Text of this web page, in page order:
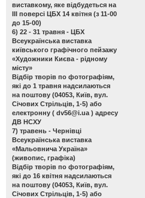
виставкому, яке відбудеться на
ІІІ поверсі ЦБХ 14 квітня (з 11-00
до 15-00)
6) 22 - 31 травня - ЦБХ
Всеукраїнська виставка
київського графічного пейзажу
«Художники Києва - рідному
місту»
Відбір творів по фотографіям,
які до 1 травня надсилаються
на поштову (04053, Київ, вул.
Січових Стрільців, 1-5) або
електронну ( dv56@i.ua ) адресу
ДВ НСХУ
7) травень - Чернівці
Всеукраїнська виставка
«Мальовнича Україна»
(живопис, графіка)
Відбір творів по фотографіям,
які до 16 квітня надсилаються
на поштову (04053, Київ, вул.
Січових Стрільців, 1-5) або